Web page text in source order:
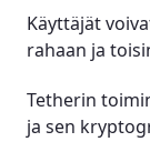
Käyttäjät
rahaan ja
Tetherin
ja sen